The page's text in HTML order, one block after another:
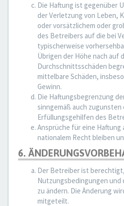
Die Haftung ist gegenüber
der Verletzung von Leben,
oder vorsätzlichem oder
des Betreibers auf die bei
typischerweise
Übrigen der Höhe nach auf
Durchschnittsschäden
mittelbare Schäden,
Gewinn.
Die Haftungsbegrenzung
sinngemäß auch
Erfüllungsgehilfen des
Ansprüche für eine Haftung
nationalem Recht bleiben
6.
Der Betreiber ist
Nutzungsbedingungen
zu ändern. Die Änderung
mitgeteilt.